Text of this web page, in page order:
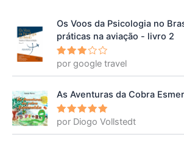
Os Voos da Psicologia no
práticas na aviação - livro 2
Avalia
ção3
por google travel
As Aventuras da Cobra
Avaliação
5
por Diogo Vollstedt